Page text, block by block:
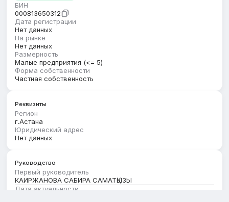
БИН
000813650312
Дата регистрации
Нет данных
На рынке
Нет данных
Размерность
Малые предприятия (<= 5)
Форма собственности
Частная собственность
Реквизиты
Регион
г.Астана
Юридический адрес
Нет данных
Руководство
Первый руководитель
КАИРЖАНОВА САБИРА САМАТҚЫЗЫ
Дата актуальности